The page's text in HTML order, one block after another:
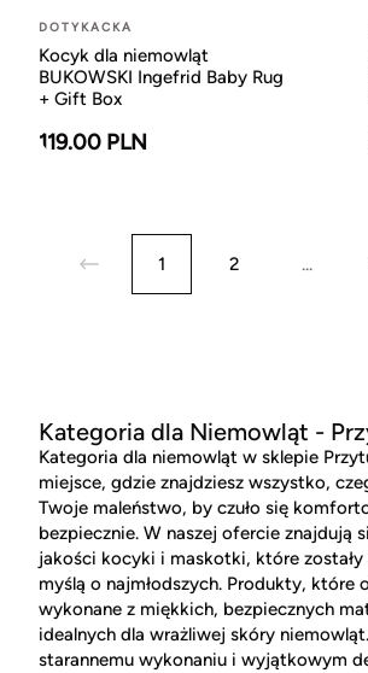
DOTYKACKA
Kocyk dla niemowląt
BUKOWSKI Ingefrid Baby Rug
+ Gift Box
119.00 PLN
1 2 ...
Kategoria dla Niemowląt -
Kategoria dla niemowląt w sklepie
miejsce, gdzie znajdziesz wszystko,
Twoje maleństwo, by czuło się
bezpiecznie. W naszej ofercie znajdują
jakości kocyki i maskotki, które
myślą o najmłodszych. Produkty, które
wykonane z miękkich, bezpiecznych
idealnych dla wrażliwej skóry
starannemu wykonaniu i wyjątkowym